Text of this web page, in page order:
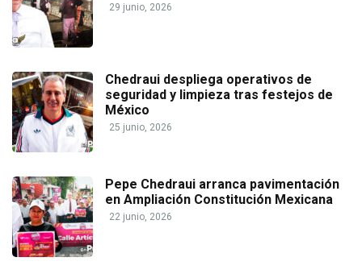
29 junio, 2026
Chedraui despliega operativos de
seguridad y limpieza tras festejos de
México
25 junio, 2026
Pepe Chedraui arranca pavimentación
en Ampliación Constitución Mexicana
22 junio, 2026